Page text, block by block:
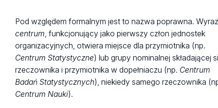
Pod względem formalnym jest to nazwa poprawna.
centrum , funkcjonujący jako pierwszy człon jednostek
organizacyjnych, otwiera miejsce dla przymiotnika (np.
Centrum Statystyczne) lub grupy nominalnej składającej
rzeczownika i przymiotnika w dopełniaczu (np. Centrum
Badań Statystycznych), niekiedy samego rzeczownika
Centrum Nauki).